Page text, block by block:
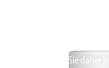
Beachten Sie daher